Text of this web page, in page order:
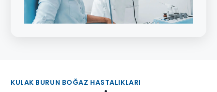
KULAK BURUN BOĞAZ HASTALIKLARI